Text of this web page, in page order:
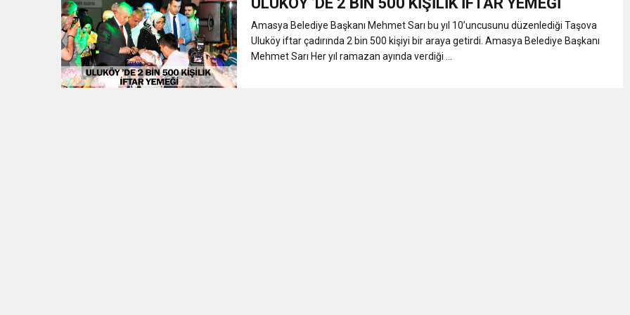
Amasya Belediye Başkanı Mehmet Sarı bu yıl 10’uncusunu düzenlediği Taşova
Uluköy iftar çadırında 2 bin 500 kişiyi bir araya getirdi. Amasya Belediye Başkanı
Mehmet Sarı Her yıl ramazan ayında verdiği ...